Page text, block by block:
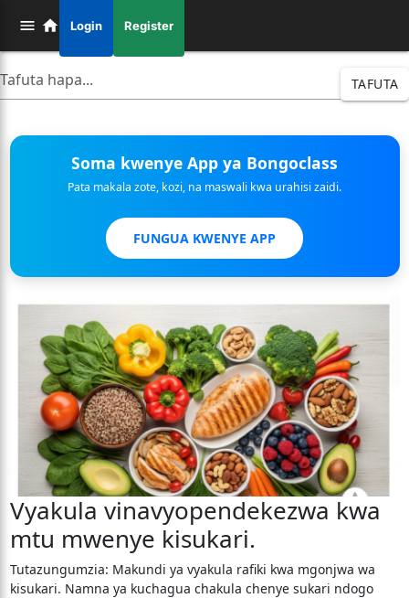
Login Register
TAFUTA
Soma kwenye App ya Bongoclass
Pata makala zote, kozi, na maswali kwa urahisi zaidi.
FUNGUA KWENYE APP
Vyakula vinavyopendekezwa kwa
mtu mwenye kisukari.
Tutazungumzia: Makundi ya vyakula rafiki kwa mgonjwa wa
kisukari. Namna ya kuchagua chakula chenye sukari ndogo